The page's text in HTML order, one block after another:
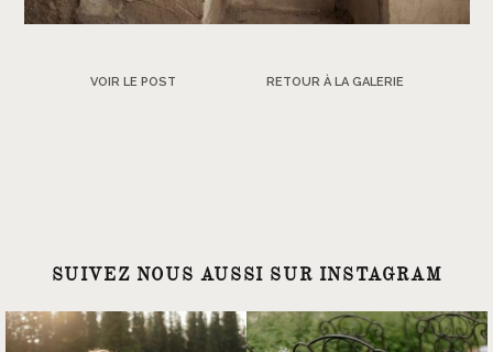
VOIR LE POST RETOUR À LA GALERIE
SUIVEZ NOUS AUSSI SUR INSTAGRAM